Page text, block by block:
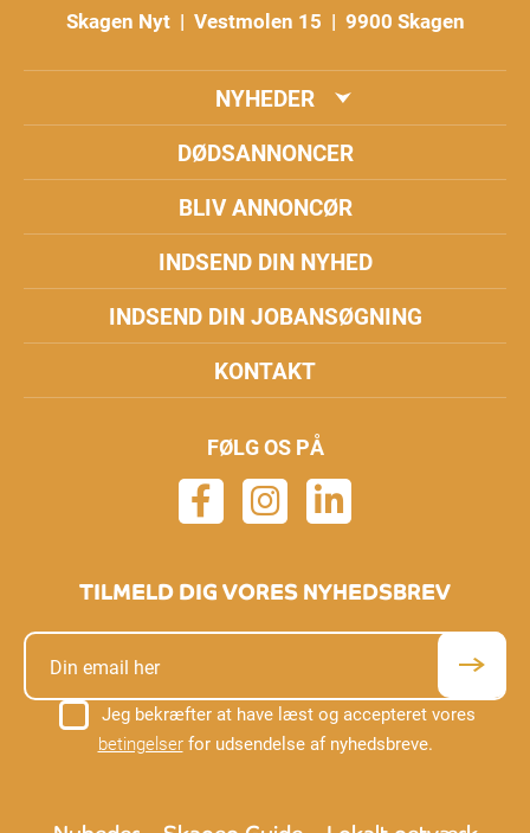
Skagen Nyt | Vestmolen 15 | 9900 Skagen
NYHEDER
DØDSANNONCER
BLIV ANNONCØR
INDSEND DIN NYHED
INDSEND DIN JOBANSØGNING
KONTAKT
FØLG OS PÅ
TILMELD DIG VORES NYHEDSBREV
Jeg bekræfter at have læst og accepteret vores
betingelserfor udsendelse af nyhedsbreve.